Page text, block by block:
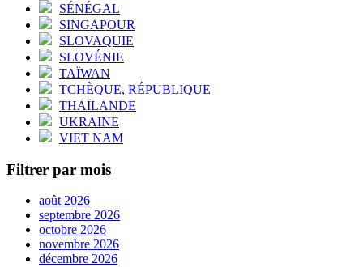
SÉNÉGAL
SINGAPOUR
SLOVAQUIE
SLOVÉNIE
TAÏWAN
TCHÈQUE, RÉPUBLIQUE
THAÏLANDE
UKRAINE
VIET NAM
Filtrer par mois
août 2026
septembre 2026
octobre 2026
novembre 2026
décembre 2026